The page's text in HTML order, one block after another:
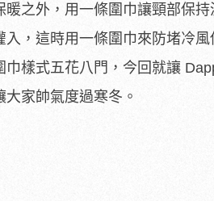
之外，用一條圍巾讓頸部保
，這時用一條圍巾來防堵冷
樣式五花八門，今回就讓
家帥氣度過寒冬。